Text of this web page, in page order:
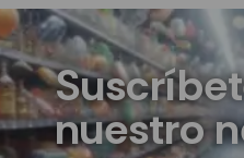
nuestro